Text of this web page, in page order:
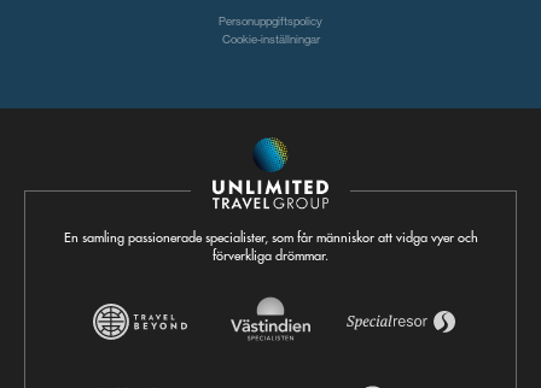
Personuppgiftspolicy
Cookie-inställningar
En samling passionerade specialister, som får människor att vidga vyer och
förverkliga drömmar.